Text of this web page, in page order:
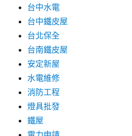
台中水電
台中鐵皮屋
台北保全
台南鐵皮屋
安定新屋
水電維修
消防工程
燈具批發
鐵屋